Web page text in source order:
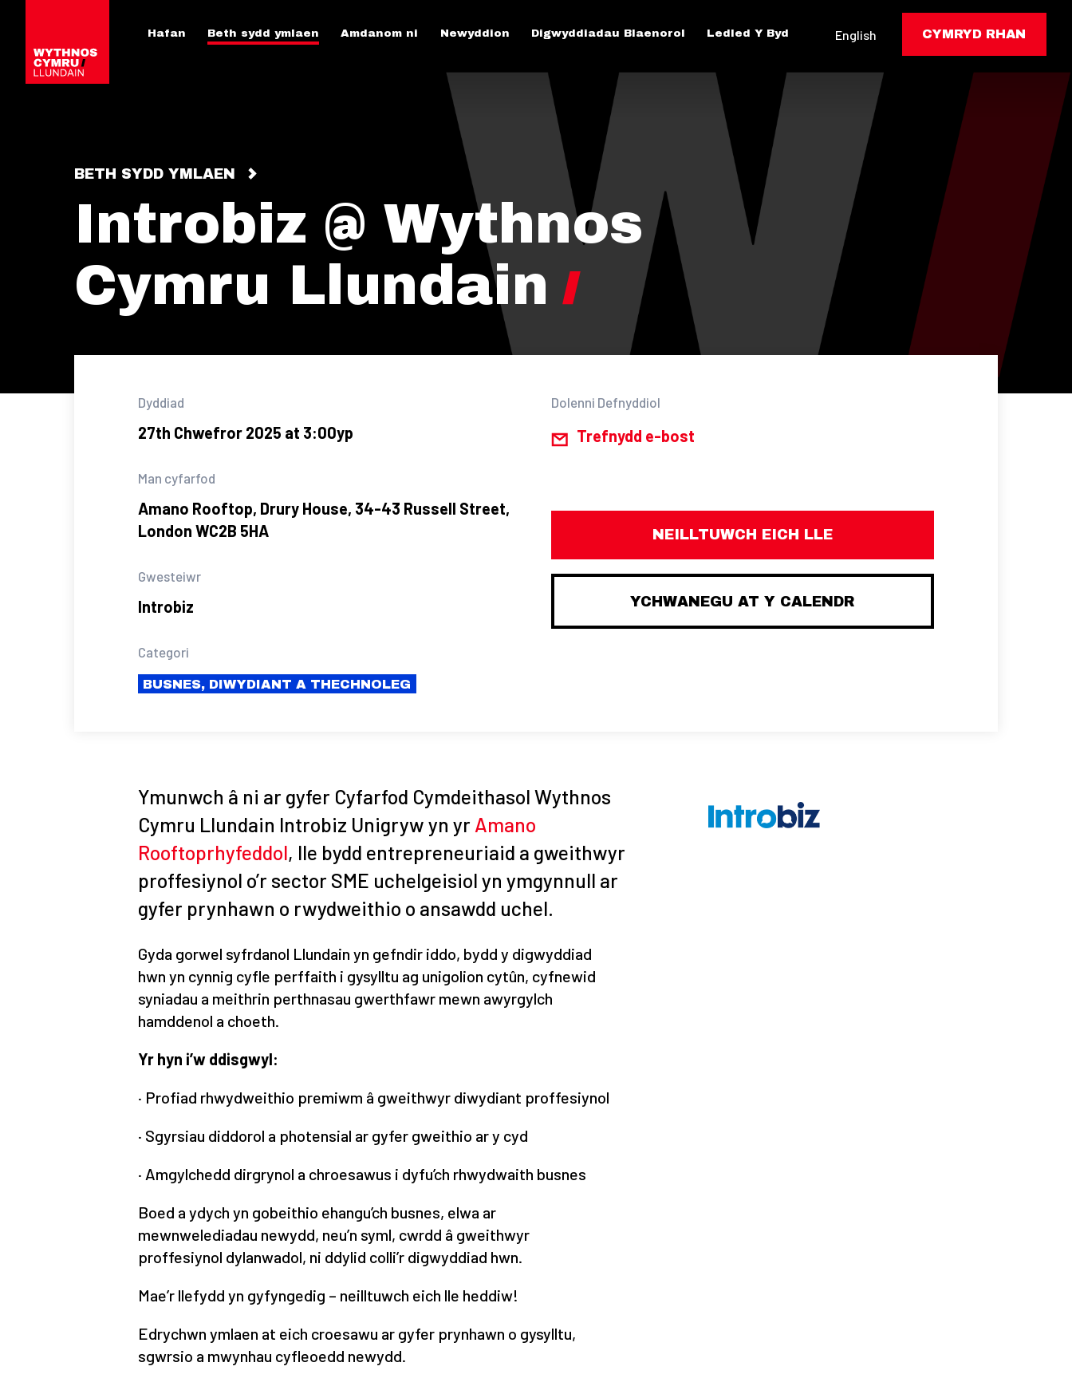
Hafan Beth sydd ymlaen Amdanom ni Newyddion Digwyddiadau Blaenorol Ledled Y Byd English CYMRYD RHAN
BETH SYDD YMLAEN
Introbiz @ Wythnos
Cymru Llundain
Dyddiad
27th Chwefror 2025 at 3:00yp
Man cyfarfod
Amano Rooftop, Drury House, 34-43 Russell Street,
London WC2B 5HA
Gwesteiwr
Introbiz
Categori
BUSNES, DIWYDIANT A THECHNOLEG
Dolenni Defnyddiol
Trefnydd e-bost
NEILLTUWCH EICH LLE
YCHWANEGU AT Y CALENDR
Ymunwch â ni ar gyfer Cyfarfod Cymdeithasol Wythnos
Cymru Llundain Introbiz Unigryw yn yr Amano
Rooftoprhyfeddol, lle bydd entrepreneuriaid a gweithwyr
proffesiynol o’r sector SME uchelgeisiol yn ymgynnull ar
gyfer prynhawn o rwydweithio o ansawdd uchel.
Gyda gorwel syfrdanol Llundain yn gefndir iddo, bydd y digwyddiad
hwn yn cynnig cyfle perffaith i gysylltu ag unigolion cytûn, cyfnewid
syniadau a meithrin perthnasau gwerthfawr mewn awyrgylch
hamddenol a choeth.
Yr hyn i’w ddisgwyl:
· Profiad rhwydweithio premiwm â gweithwyr diwydiant proffesiynol
· Sgyrsiau diddorol a photensial ar gyfer gweithio ar y cyd
· Amgylchedd dirgrynol a chroesawus i dyfu’ch rhwydwaith busnes
Boed a ydych yn gobeithio ehangu’ch busnes, elwa ar
mewnwelediadau newydd, neu’n syml, cwrdd â gweithwyr
proffesiynol dylanwadol, ni ddylid colli’r digwyddiad hwn.
Mae’r llefydd yn gyfyngedig – neilltuwch eich lle heddiw!
Edrychwn ymlaen at eich croesawu ar gyfer prynhawn o gysylltu,
sgwrsio a mwynhau cyfleoedd newydd.